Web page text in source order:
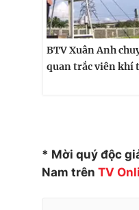
BTV Xuân Anh
quan trắc viên khí
* Mời quý độc
Nam trên TV